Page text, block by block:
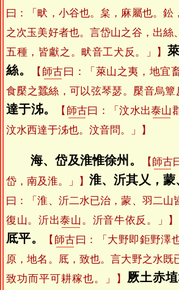
曰：「畎，小谷也。枲，麻屬也。鈆
之次玉美好者也。言岱山之谷，出絲
五種，皆獻之。畎音工犬反。」】
絲。
【 師古曰：「萊山之夷，地宜
食檿之蠶絲，可以弦琴瑟。檿音烏簟
達于泲。
【 師古曰：「汶水出泰山
汶水西達于泲也。汶音問。」】
海、岱及淮惟徐州。 【 師古
岱，南及淮。」】淮、沂其乂，蒙
曰：「淮、沂二水已治，蒙、羽二山
復山。沂出泰山 。沂音牛依反。」】
厎平。
【 師古曰：「大野即鉅野澤
原，地名。厎，致也。言大野之水既
致功而平可耕稼也。」】
厥土赤